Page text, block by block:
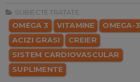
SUBIECTE TRATATE:
OMEGA 3 VITAMINE
OMEGA-3
ACIZI GRASI
CREIER
SISTEM CARDIOVASCULAR
SUPLIMENTE